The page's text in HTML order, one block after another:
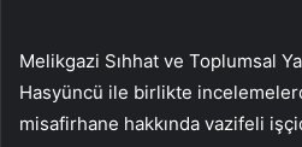
Melikgazi Sıhhat ve Toplumsal
Hasyüncü ile birlikte
misafirhane hakkında vazifeli